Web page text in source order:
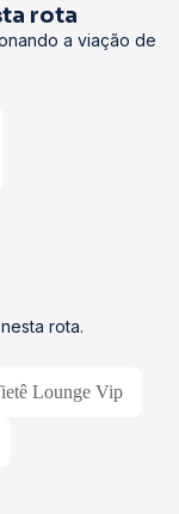
rota
a viação de
rota.
Lounge Vip